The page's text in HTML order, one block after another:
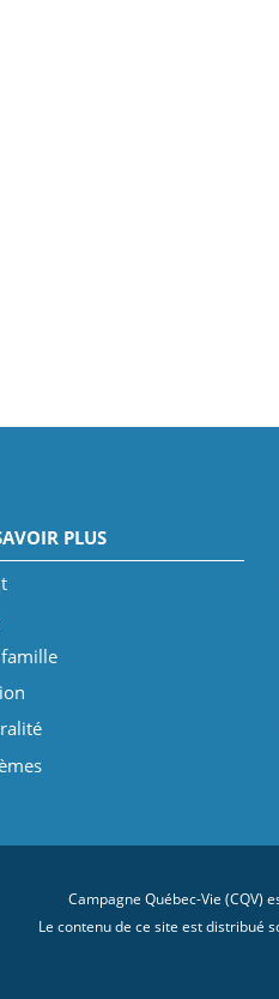
PLUS
Campagne Québec-Vie (CQV)
Le contenu de ce site est distribué